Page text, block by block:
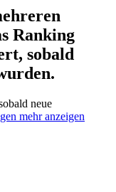
Ranking
sobald
neue
mehr anzeigen